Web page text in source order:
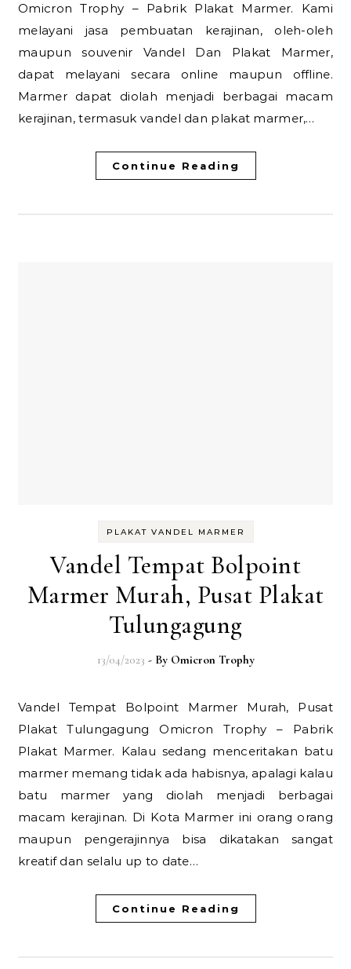
Omicron Trophy – Pabrik Plakat Marmer. Kami
melayani jasa pembuatan kerajinan, oleh-oleh
maupun souvenir Vandel Dan Plakat Marmer,
dapat melayani secara online maupun offline.
Marmer dapat diolah menjadi berbagai macam
kerajinan, termasuk vandel dan plakat marmer,…
Continue Reading
PLAKAT VANDEL MARMER
Vandel Tempat Bolpoint
Marmer Murah, Pusat Plakat
Tulungagung
13/04/2023 - By Omicron Trophy
Vandel Tempat Bolpoint Marmer Murah, Pusat
Plakat Tulungagung Omicron Trophy – Pabrik
Plakat Marmer. Kalau sedang menceritakan batu
marmer memang tidak ada habisnya, apalagi kalau
batu marmer yang diolah menjadi berbagai
macam kerajinan. Di Kota Marmer ini orang orang
maupun pengerajinnya bisa dikatakan sangat
kreatif dan selalu up to date…
Continue Reading